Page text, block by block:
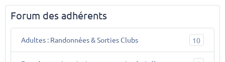
Forum des adhérents
Adultes : Randonnées & Sorties Clubs 10